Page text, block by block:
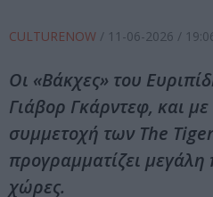
CULTURENOW / 11-06-2026 /
Οι «Βάκχες» του
Γιάβορ Γκάρντεφ, και με
συμμετοχή των The
προγραμματίζει μεγάλη
χώρες.